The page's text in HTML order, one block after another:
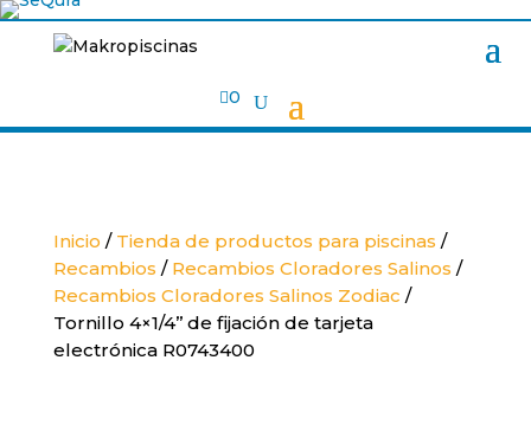
0
Inicio / Tienda de productos para piscinas /
Recambios / Recambios Cloradores Salinos /
Recambios Cloradores Salinos Zodiac /
Tornillo 4×1/4’’ de fijación de tarjeta
electrónica R0743400